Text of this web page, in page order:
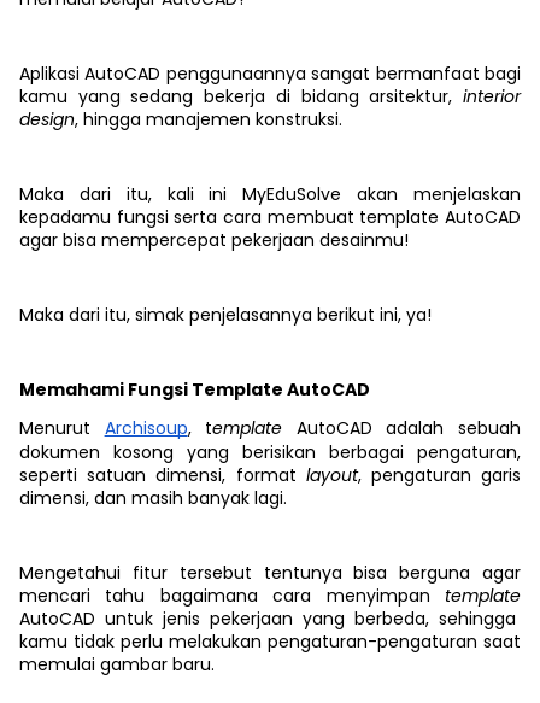
Aplikasi AutoCAD penggunaannya sangat bermanfaat bagi
kamu yang sedang bekerja di bidang arsitektur, interior
design, hingga manajemen konstruksi.
Maka dari itu, kali ini MyEduSolve akan menjelaskan
kepadamu fungsi serta cara membuat template AutoCAD
agar bisa mempercepat pekerjaan desainmu!
Maka dari itu, simak penjelasannya berikut ini, ya!
Memahami Fungsi Template AutoCAD
Menurut Archisoup, template AutoCAD adalah
sebuah
dokumen kosong yang berisikan berbagai pengaturan,
seperti satuan dimensi, format layout, pengaturan garis
dimensi, dan masih banyak lagi.
Mengetahui fitur tersebut tentunya bisa berguna agar
mencari tahu bagaimana cara menyimpan template
AutoCAD untuk jenis pekerjaan yang berbeda, sehingga
kamu tidak perlu melakukan pengaturan-pengaturan saat
memulai gambar baru.